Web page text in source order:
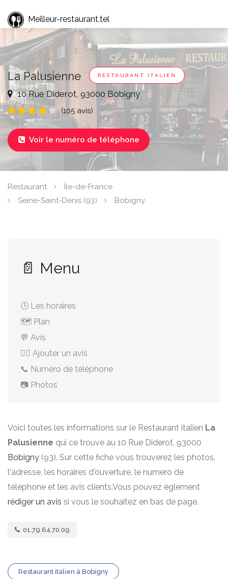
Meilleur-restaurant.tel
La Palusienne RESTAURANT ITALIEN
10 Rue Diderot, 93000 Bobigny
(105 avis)
 Voir le numéro de téléphone
Restaurant
Île-de-France
Seine-Saint-Denis (93)
Bobigny
📄 Menu
🕓 Les horaires
🗺️ Plan
💬 Avis
✍🏻 Ajouter un avis
📞 Numéro de téléphone
📷 Photos
Voici toutes les informations sur le Restaurant italien La
Palusienne qui ce trouve au 10 Rue Diderot, 93000
Bobigny (93). Sur cette fiche vous trouverez les photos,
l'adresse, les horaires d'ouverture, le numero de
téléphone et les avis clients.Vous pouvez églement
rédiger un avis si vous le souhaitez en bas de page.
01.79.64.70.09
Restaurant italien à Bobigny